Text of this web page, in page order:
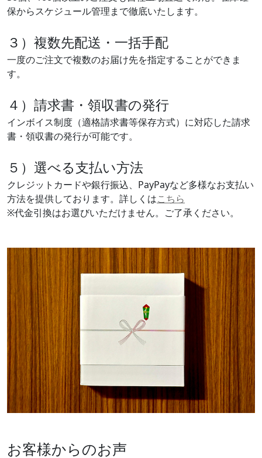
保からスケジュール管理まで徹底いたします。
３）複数先配送・一括手配
一度のご注文で複数のお届け先を指定することができま
す。
４）請求書・領収書の発行
インボイス制度（適格請求書等保存方式）に対応した請求
書・領収書の発行が可能です。
５）選べる支払い方法
クレジットカードや銀行振込、PayPayなど多様なお支払い
方法を提供しております。詳しくはこちら
※代金引換はお選びいただけません。ご了承ください。
お客様からのお声